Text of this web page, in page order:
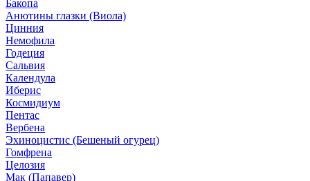
Бакопа
Анютины глазки (Виола)
Цинния
Немофила
Годеция
Сальвия
Календула
Иберис
Космидиум
Пентас
Вербена
Эхиноцистис (Бешеный огурец)
Гомфрена
Целозия
Мак (Папавер)